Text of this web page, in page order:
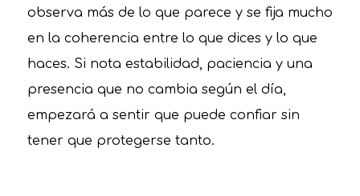
observa más de lo que parece y se fija mucho
en la coherencia entre lo que dices y lo que
haces. Si nota estabilidad, paciencia y una
presencia que no cambia según el día,
empezará a sentir que puede confiar sin
tener que protegerse tanto.